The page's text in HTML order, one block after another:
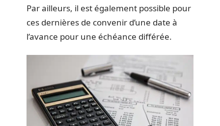
Par ailleurs, il est également possible pour
ces dernières de convenir d’une date à
l’avance pour une échéance différée.